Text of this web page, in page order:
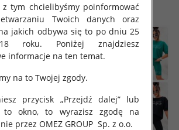
z tym chcielibyśmy poinformować
Twoich danych oraz
jakich odbywa się to po dniu 25
roku. Poniżej znajdziesz
informacje na ten temat.
na to Twojej zgody.
przycisk „Przejdź dalej” lub
to okno, to wyrazisz zgodę na
przez OMEZ GROUP Sp. z o.o.